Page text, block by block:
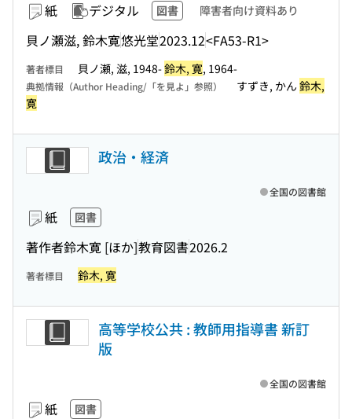
紙 デジタル 図書 障害者向け資料あり
貝ノ瀬滋, 鈴木寛悠光堂2023.12<FA53-R1>
著者標目 貝ノ瀬, 滋, 1948-鈴木, 寛, 1964-
典拠情報（Author Heading/「を見よ」参照） すずき, かん 鈴木,
寛
政治・経済
紙 図書
著作者鈴木寛 [ほか]教育図書2026.2
全国の図書館
著者標目 鈴木, 寛
高等学校公共 : 教師用指導書 新訂
版
紙 図書
全国の図書館